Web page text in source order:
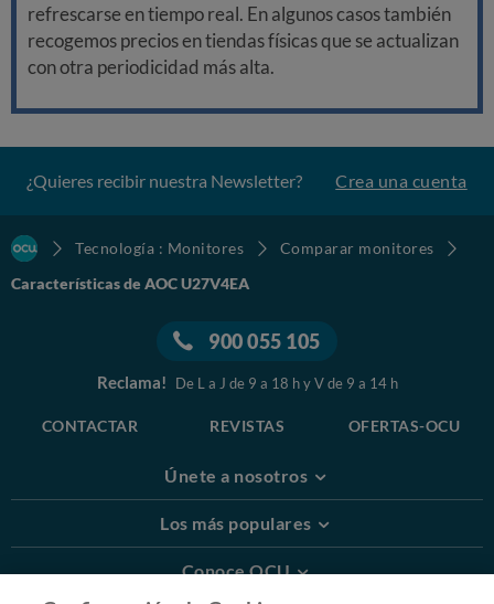
refrescarse en tiempo real. En algunos casos también
recogemos precios en tiendas físicas que se actualizan
con otra periodicidad más alta.
¿Quieres recibir nuestra Newsletter? Crea una cuenta
Tecnología : Monitores
Comparar monitores
Características de AOC U27V4EA
900 055 105
Reclama! De L a J de 9 a 18 h y V de 9 a 14 h
CONTACTAR REVISTAS OFERTAS-OCU
Únete a nosotros
Los más populares
Conoce OCU